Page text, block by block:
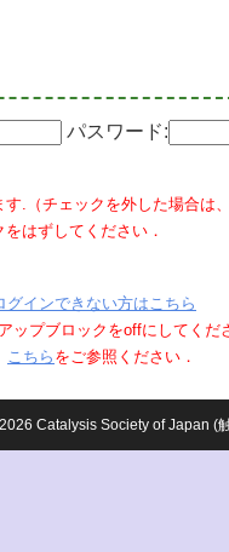
パスワード:
.（チェックを外した場合は
はずしてください．
グインできない方はこちら
ップブロックをoffにしてくだ
こちら をご参照ください．
Catalysis Society of Japan (